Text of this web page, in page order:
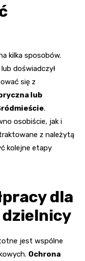
kilka sposobów.
doświadczył
się z
lub
.
osobiście, jak i
z należytą
kolejne etapy
dla
jest wspólne
Ochrona